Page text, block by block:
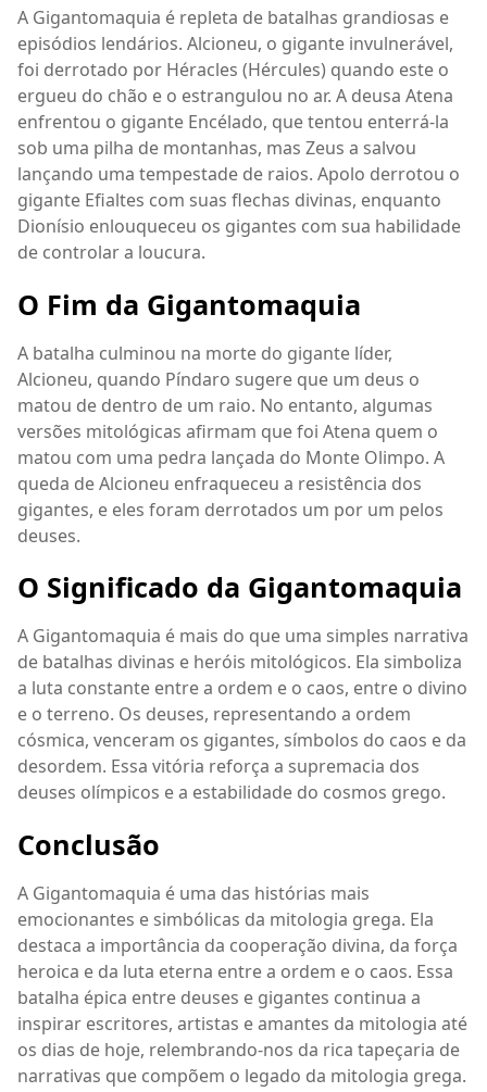
A Gigantomaquia é repleta de batalhas grandiosas e
episódios lendários. Alcioneu, o gigante invulnerável,
foi derrotado por Héracles (Hércules) quando este o
ergueu do chão e o estrangulou no ar. A deusa Atena
enfrentou o gigante Encélado, que tentou enterrá-la
sob uma pilha de montanhas, mas Zeus a salvou
lançando uma tempestade de raios. Apolo derrotou o
gigante Efialtes com suas flechas divinas, enquanto
Dionísio enlouqueceu os gigantes com sua habilidade
de controlar a loucura.
O Fim da Gigantomaquia
A batalha culminou na morte do gigante líder,
Alcioneu, quando Píndaro sugere que um deus o
matou de dentro de um raio. No entanto, algumas
versões mitológicas afirmam que foi Atena quem o
matou com uma pedra lançada do Monte Olimpo. A
queda de Alcioneu enfraqueceu a resistência dos
gigantes, e eles foram derrotados um por um pelos
deuses.
O Significado da Gigantomaquia
A Gigantomaquia é mais do que uma simples narrativa
de batalhas divinas e heróis mitológicos. Ela simboliza
a luta constante entre a ordem e o caos, entre o divino
e o terreno. Os deuses, representando a ordem
cósmica, venceram os gigantes, símbolos do caos e da
desordem. Essa vitória reforça a supremacia dos
deuses olímpicos e a estabilidade do cosmos grego.
Conclusão
A Gigantomaquia é uma das histórias mais
emocionantes e simbólicas da mitologia grega. Ela
destaca a importância da cooperação divina, da força
heroica e da luta eterna entre a ordem e o caos. Essa
batalha épica entre deuses e gigantes continua a
inspirar escritores, artistas e amantes da mitologia até
os dias de hoje, relembrando-nos da rica tapeçaria de
narrativas que compõem o legado da mitologia grega.